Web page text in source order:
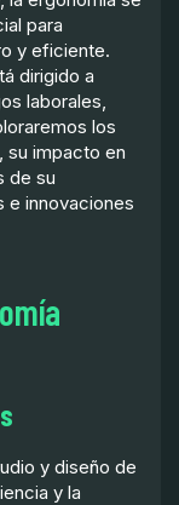
para
y eficiente.
dirigido a
laborales,
los
su impacto en
de su
e innovaciones
y diseño de
y la